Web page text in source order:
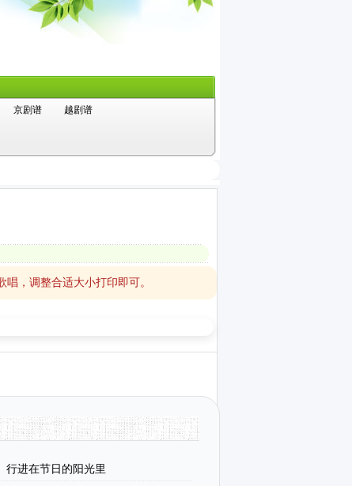
京剧谱
越剧谱
，调整合适大小打印即可。
行进在节日的阳光里